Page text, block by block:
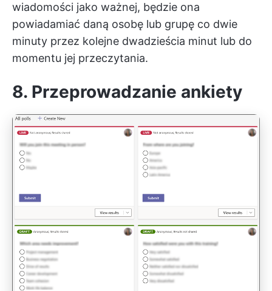
wiadomości jako ważnej, będzie ona
powiadamiać daną osobę lub grupę co dwie
minuty przez kolejne dwadzieścia minut lub do
momentu jej przeczytania.
8. Przeprowadzanie ankiety